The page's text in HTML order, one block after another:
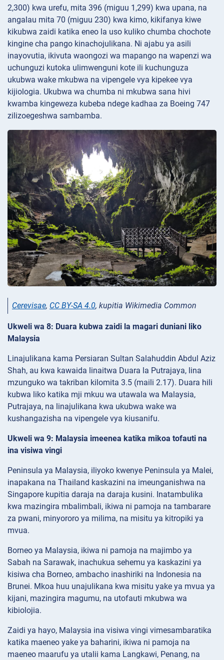
2,300) kwa urefu, mita 396 (miguu 1,299) kwa upana, na
angalau mita 70 (miguu 230) kwa kimo, kikifanya kiwe
kikubwa zaidi katika eneo la uso kuliko chumba chochote
kingine cha pango kinachojulikana. Ni ajabu ya asili
inayovutia, ikivuta waongozi wa mapango na wapenzi wa
uchunguzi kutoka ulimwenguni kote ili kuchunguza
ukubwa wake mkubwa na vipengele vya kipekee vya
kijiologia. Ukubwa wa chumba ni mkubwa sana hivi
kwamba kingeweza kubeba ndege kadhaa za Boeing 747
zilizoegeshwa sambamba.
Cerevisae, CC BY-SA 4.0, kupitia Wikimedia Common
Ukweli wa 8: Duara kubwa zaidi la magari duniani liko
Malaysia
Linajulikana kama Persiaran Sultan Salahuddin Abdul Aziz
Shah, au kwa kawaida linaitwa Duara la Putrajaya, lina
mzunguko wa takriban kilomita 3.5 (maili 2.17). Duara hili
kubwa liko katika mji mkuu wa utawala wa Malaysia,
Putrajaya, na linajulikana kwa ukubwa wake wa
kushangazisha na vipengele vya kiusanifu.
Ukweli wa 9: Malaysia imeenea katika mikoa tofauti na
ina visiwa vingi
Peninsula ya Malaysia, iliyoko kwenye Peninsula ya Malei,
inapakana na Thailand kaskazini na imeunganishwa na
Singapore kupitia daraja na daraja kusini. Inatambulika
kwa mazingira mbalimbali, ikiwa ni pamoja na tambarare
za pwani, minyororo ya milima, na misitu ya kitropiki ya
mvua.
Borneo ya Malaysia, ikiwa ni pamoja na majimbo ya
Sabah na Sarawak, inachukua sehemu ya kaskazini ya
kisiwa cha Borneo, ambacho inashiriki na Indonesia na
Brunei. Mkoa huu unajulikana kwa misitu yake ya mvua ya
kijani, mazingira magumu, na utofauti mkubwa wa
kibiolojia.
Zaidi ya hayo, Malaysia ina visiwa vingi vimesambaratika
katika maeneo yake ya baharini, ikiwa ni pamoja na
maeneo maarufu ya utalii kama Langkawi, Penang, na